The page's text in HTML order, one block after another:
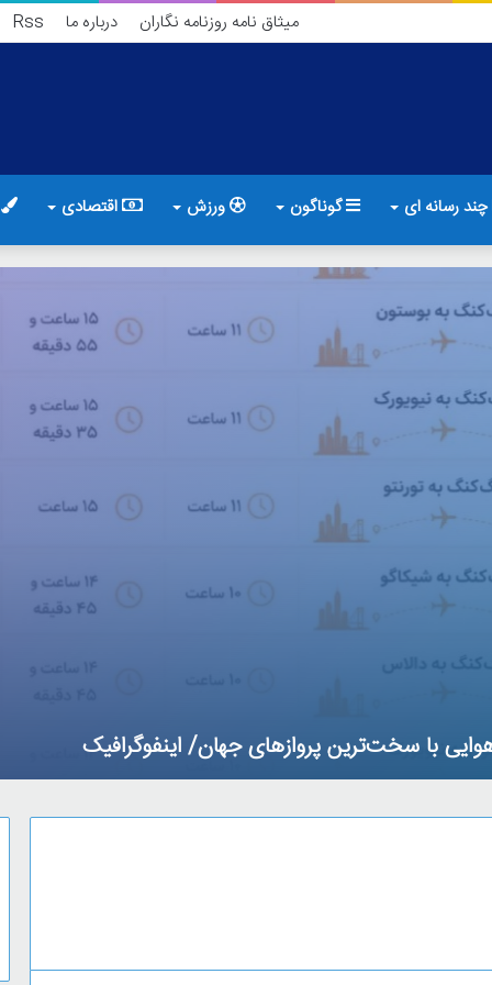
میثاق نامه روزنامه نگاران درباره ما Rss
چند رسانه ای گوناگون ورزش اقتصادی
و آمد سفر اربعین دقیقا چقدر می شود؟